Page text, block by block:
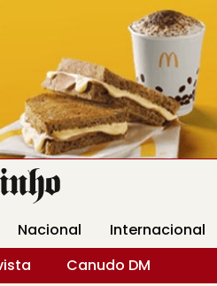
DM Arquidiocese Braga
Nacional
Internacional
Canudo DM